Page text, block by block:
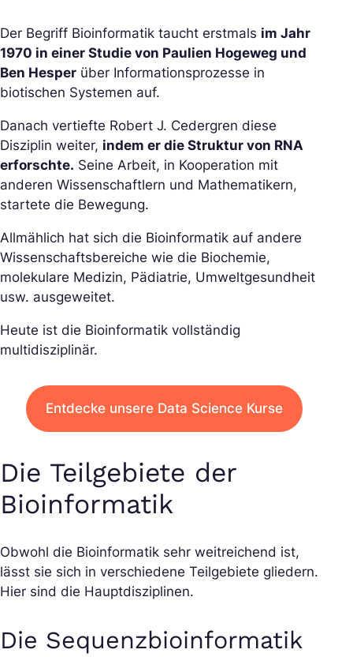
Der Begriff Bioinformatik taucht erstmals im Jahr
1970 in einer Studie von Paulien Hogeweg und
Ben Hesper über Informationsprozesse in
biotischen Systemen auf.
Danach vertiefte Robert J. Cedergren diese
Disziplin weiter, indem er die Struktur von RNA
erforschte. Seine Arbeit, in Kooperation mit
anderen Wissenschaftlern und Mathematikern,
startete die Bewegung.
Allmählich hat sich die Bioinformatik auf andere
Wissenschaftsbereiche wie die Biochemie,
molekulare Medizin, Pädiatrie, Umweltgesundheit
usw. ausgeweitet.
Heute ist die Bioinformatik vollständig
multidisziplinär.
Entdecke unsere Data Science Kurse
Die Teilgebiete der
Bioinformatik
Obwohl die Bioinformatik sehr weitreichend ist,
lässt sie sich in verschiedene Teilgebiete gliedern.
Hier sind die Hauptdisziplinen.
Die Sequenzbioinformatik